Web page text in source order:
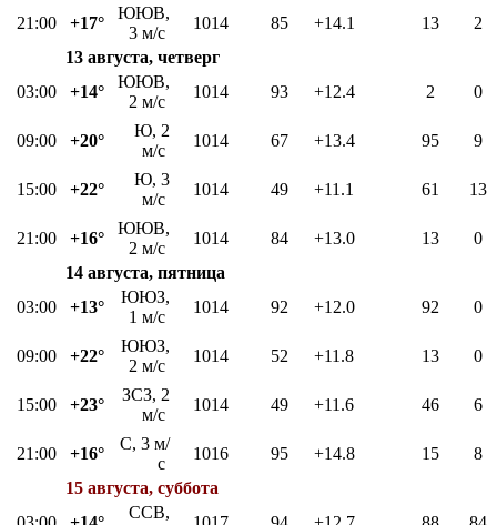
21:00 +17°
ЮЮВ,
3 м/с
1014 85 +14.1 13
2
13 августа, четверг
03:00
+14°
ЮЮВ,
2 м/с
1014 93 +12.4 2 0
09:00 +20°
Ю, 2
м/с
1014 67 +13.4 95 9
15:00 +22°
Ю, 3
м/с
1014 49 +11.1 61 13
21:00 +16°
ЮЮВ,
2 м/с
1014 84 +13.0 13
0
14 августа, пятница
03:00
+13°
ЮЮЗ,
1 м/с
1014 92 +12.0 92 0
09:00 +22°
ЮЮЗ,
2 м/с
1014 52 +11.8 13 0
15:00 +23°
ЗСЗ, 2
м/с
1014 49 +11.6 46 6
21:00 +16°
С, 3 м/
с
1016 95 +14.8 15
8
15 августа, суббота
ССВ,